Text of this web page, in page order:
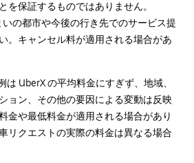
を保証するものではありません。
の都市や今後の行き先でのサービス提
。キャンセル料が適用される場合があ
UberX の平均料金にすぎず、地域、
ョン、その他の要因による変動は反映
金や最低料金が適用される場合があり
リクエストの実際の料金は異なる場合